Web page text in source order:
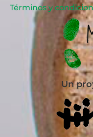
Términos y
Un